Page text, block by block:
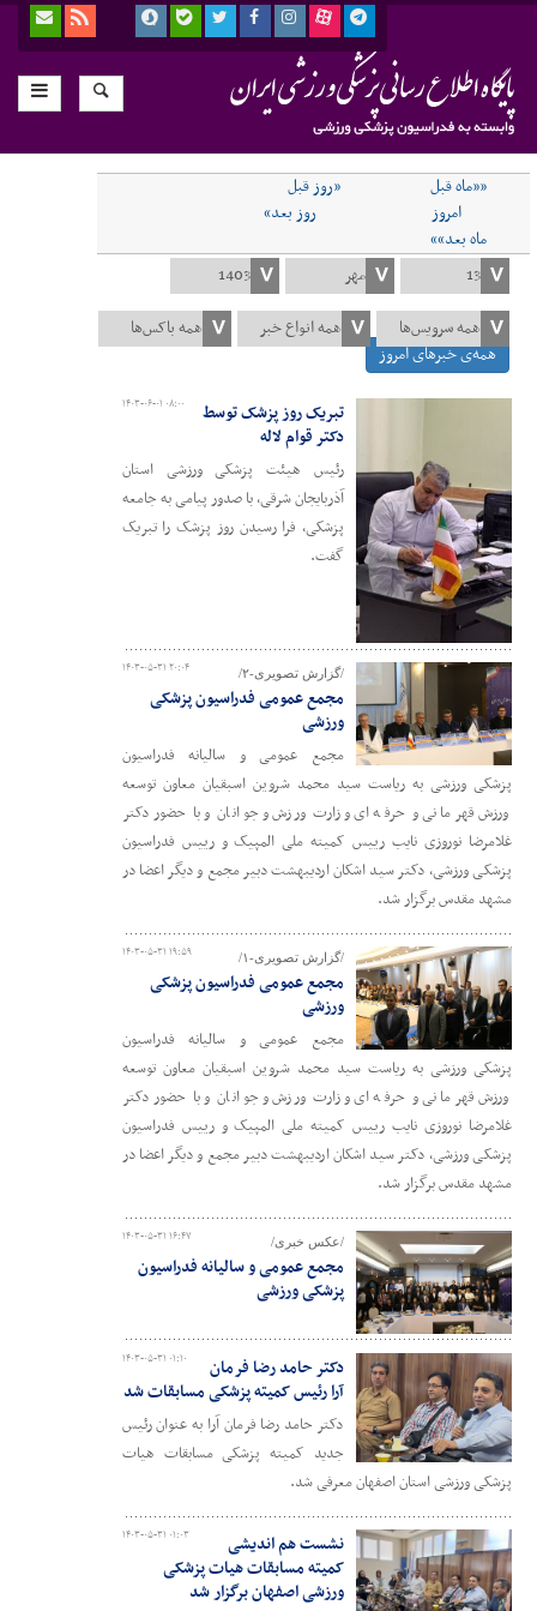
««ماه قبل
«روز قبل
امروز
روز بعد»
ماه بعد»»
همه‌ی خبرهای امروز
۱۴۰۳-۰۶-۰۱ ۰۸:۰۰
تبریک روز پزشک توسط
دکتر قوام لاله
رئیس هیئت پزشکی ورزشی استان
آذربایجان شرقی، با صدور پیامی به جامعه
پزشکی، فرا رسیدن روز پزشک را تبریک
گفت.
۱۴۰۳-۰۵-۳۱ ۲۰:۰۴ /گزارش تصویری-۲/
مجمع عمومی فدراسیون پزشکی
ورزشی
مجمع عمومی و سالیانه فدراسیون
پزشکی ورزشی به ریاست سید محمد شروین اسبقیان معاون توسعه
ورزش قهرمانی و حرفه ای وزارت ورزش و جوانان و با حضور دکتر
غلامرضا نوروزی نایب رییس کمیته ملی المپیک و رییس فدراسیون
پزشکی ورزشی، دکتر سید اشکان اردیبهشت دبیر مجمع و دیگر اعضا در
مشهد مقدس برگزار شد.
۱۴۰۳-۰۵-۳۱ ۱۹:۵۹ /گزارش تصویری-۱/
مجمع عمومی فدراسیون پزشکی
ورزشی
مجمع عمومی و سالیانه فدراسیون
پزشکی ورزشی به ریاست سید محمد شروین اسبقیان معاون توسعه
ورزش قهرمانی و حرفه ای وزارت ورزش و جوانان و با حضور دکتر
غلامرضا نوروزی نایب رییس کمیته ملی المپیک و رییس فدراسیون
پزشکی ورزشی، دکتر سید اشکان اردیبهشت دبیر مجمع و دیگر اعضا در
مشهد مقدس برگزار شد.
۱۴۰۳-۰۵-۳۱ ۱۶:۴۷ /عکس خبری/
مجمع عمومی و سالیانه فدراسیون
پزشکی ورزشی
۱۴۰۳-۰۵-۳۱ ۰۱:۱۰
دکتر حامد رضا فرمان
آرا رئیس کمیته پزشکی مسابقات شد
دکتر حامد رضا فرمان آرا به عنوان رئیس
جدید کمیته پزشکی مسابقات هیات
پزشکی ورزشی استان اصفهان معرفی شد.
۱۴۰۳-۰۵-۳۱ ۰۱:۰۳
نشست هم اندیشی
کمیته مسابقات هیات پزشکی
ورزشی اصفهان برگزار شد